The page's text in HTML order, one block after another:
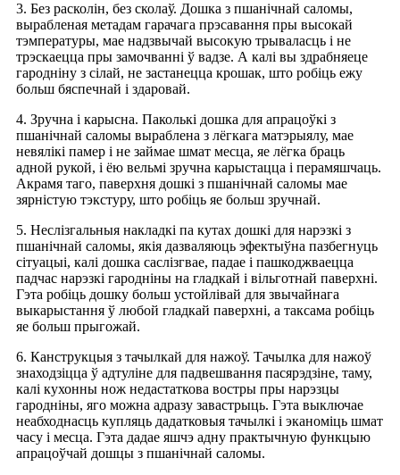
3. Без расколін, без сколаў. Дошка з пшанічнай саломы,
вырабленая метадам гарачага прэсавання пры высокай
тэмпературы, мае надзвычай высокую трываласць і не
трэскаецца пры замочванні ў вадзе. А калі вы здрабняеце
гародніну з сілай, не застанецца крошак, што робіць ежу
больш бяспечнай і здаровай.
4. Зручна і карысна. Паколькі дошка для апрацоўкі з
пшанічнай саломы выраблена з лёгкага матэрыялу, мае
невялікі памер і не займае шмат месца, яе лёгка браць
адной рукой, і ёю вельмі зручна карыстацца і перамяшчаць.
Акрамя таго, паверхня дошкі з пшанічнай саломы мае
зярністую тэкстуру, што робіць яе больш зручнай.
5. Неслізгальныя накладкі па кутах дошкі для нарэзкі з
пшанічнай саломы, якія дазваляюць эфектыўна пазбегнуць
сітуацыі, калі дошка саслізгвае, падае і пашкоджваецца
падчас нарэзкі гародніны на гладкай і вільготнай паверхні.
Гэта робіць дошку больш устойлівай для звычайнага
выкарыстання ў любой гладкай паверхні, а таксама робіць
яе больш прыгожай.
6. Канструкцыя з тачылкай для нажоў. Тачылка для нажоў
знаходзіцца ў адтуліне для падвешвання пасярэдзіне, таму,
калі кухонны нож недастаткова востры пры нарэзцы
гародніны, яго можна адразу завастрыць. Гэта выключае
неабходнасць купляць дадатковыя тачылкі і эканоміць шмат
часу і месца. Гэта дадае яшчэ адну практычную функцыю
апрацоўчай дошцы з пшанічнай саломы.